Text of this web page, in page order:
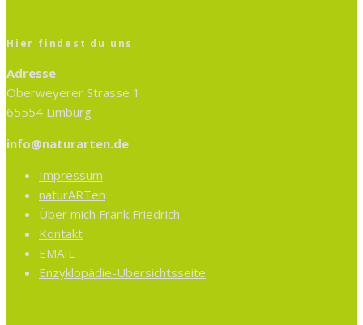
Hier findest du uns
Adresse
Oberweyerer Strasse 1
65554 Limburg
info@naturarten.de
Impressum
naturARTen
Über mich Frank Friedrich
Kontakt
EMAIL
Enzyklopädie-Übersichtsseite